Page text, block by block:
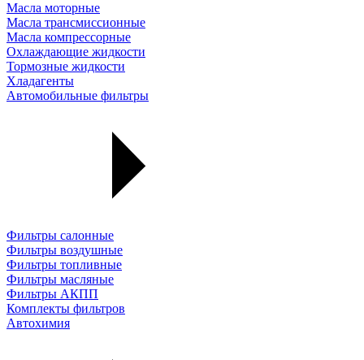
Масла моторные
Масла трансмиссионные
Масла компрессорные
Охлаждающие жидкости
Тормозные жидкости
Хладагенты
Автомобильные фильтры
Фильтры салонные
Фильтры воздушные
Фильтры топливные
Фильтры масляные
Фильтры АКПП
Комплекты фильтров
Автохимия